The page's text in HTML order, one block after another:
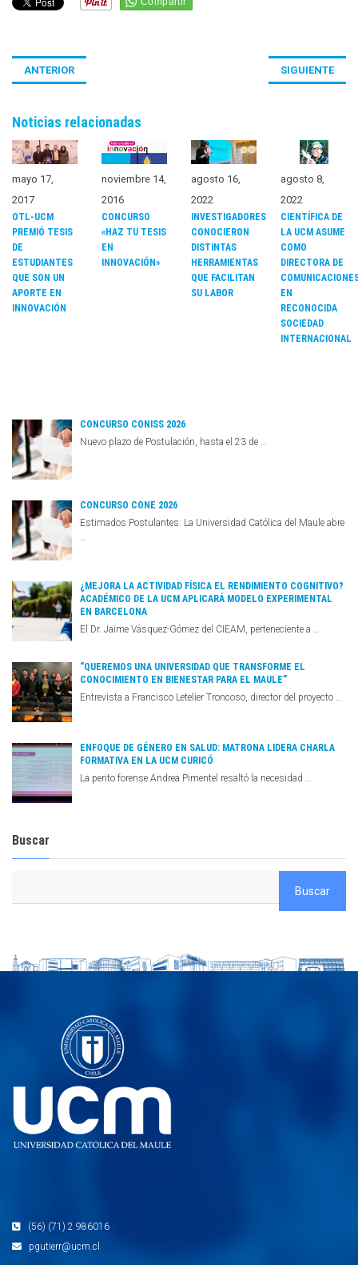
ANTERIOR SIGUIENTE
Noticias relacionadas
mayo 17,
2017
OTL-UCM
PREMIÓ TESIS
DE
ESTUDIANTES
QUE SON UN
APORTE EN
INNOVACIÓN
noviembre 14,
2016
CONCURSO
«HAZ TU TESIS
EN
INNOVACIÓN»
agosto 16,
2022
INVESTIGADORES
CONOCIERON
DISTINTAS
HERRAMIENTAS
QUE FACILITAN
SU LABOR
agosto 8,
2022
CIENTÍFICA DE
LA UCM ASUME
COMO
DIRECTORA DE
EN
RECONOCIDA
SOCIEDAD
INTERNACIONAL
CONCURSO CONISS 2026
Nuevo plazo de Postulación, hasta el 23 de …
CONCURSO CONE 2026
Estimados Postulantes: La Universidad Católica del Maule abre
…
¿MEJORA LA ACTIVIDAD FÍSICA EL RENDIMIENTO COGNITIVO?
ACADÉMICO DE LA UCM APLICARÁ MODELO EXPERIMENTAL
EN BARCELONA
El Dr. Jaime Vásquez-Gómez del CIEAM, perteneciente a …
“QUEREMOS UNA UNIVERSIDAD QUE TRANSFORME EL
CONOCIMIENTO EN BIENESTAR PARA EL MAULE”
Entrevista a Francisco Letelier Troncoso, director del proyecto …
ENFOQUE DE GÉNERO EN SALUD: MATRONA LIDERA CHARLA
FORMATIVA EN LA UCM CURICÓ
La perito forense Andrea Pimentel resaltó la necesidad …
Buscar
(56) (71) 2 986016
pgutierr@ucm.cl